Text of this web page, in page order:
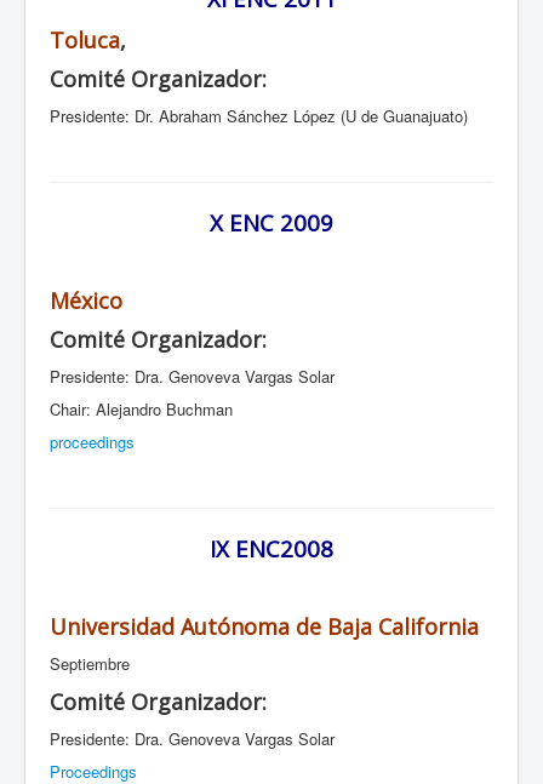
Toluca,
Comité Organizador:
Presidente: Dr. Abraham Sánchez López (U de Guanajuato)
X ENC 2009
México
Comité Organizador:
Presidente: Dra. Genoveva Vargas Solar
Chair: Alejandro Buchman
proceedings
IX ENC2008
Universidad Autónoma de Baja California
Septiembre
Comité Organizador:
Presidente: Dra. Genoveva Vargas Solar
Proceedings